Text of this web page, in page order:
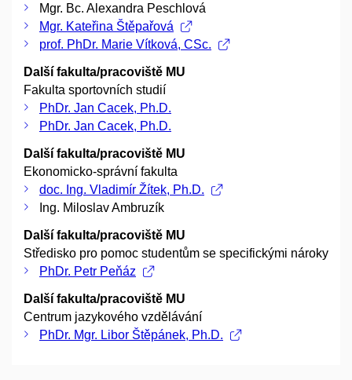
Mgr. Bc. Alexandra Peschlová
Mgr. Kateřina Štěpařová
prof. PhDr. Marie Vítková, CSc.
Další fakulta/pracoviště MU
Fakulta sportovních studií
PhDr. Jan Cacek, Ph.D.
PhDr. Jan Cacek, Ph.D.
Další fakulta/pracoviště MU
Ekonomicko-správní fakulta
doc. Ing. Vladimír Žítek, Ph.D.
Ing. Miloslav Ambruzík
Další fakulta/pracoviště MU
Středisko pro pomoc studentům se specifickými nároky
PhDr. Petr Peňáz
Další fakulta/pracoviště MU
Centrum jazykového vzdělávání
PhDr. Mgr. Libor Štěpánek, Ph.D.